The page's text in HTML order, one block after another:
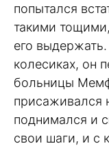
попытался
такими
его
колесиках, он
больницы
присаживался
поднимался и
свои шаги, и с